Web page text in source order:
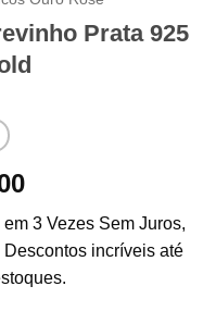
Prata 925
3 Vezes Sem Juros,
incríveis até
Rose Gold quantidade